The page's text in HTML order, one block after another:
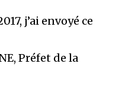
j’ai envoyé ce
Préfet de la